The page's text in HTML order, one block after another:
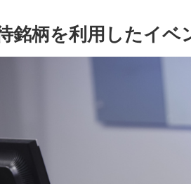
銘柄を利用したイベ